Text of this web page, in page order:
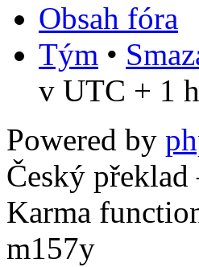
Obsah fóra
Tým •
v UTC + 1
Powered by
Český překlad
Karma
m157y